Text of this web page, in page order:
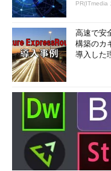
PR(ITmedia
高速で安
構築のカ
導入した